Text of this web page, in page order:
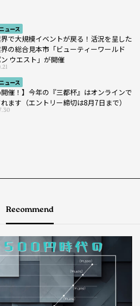
ュース
で大規模イベントが戻る！活況を呈した
の総合見本市「ビューティーワールド
ウエスト」が開催
ュース
開催！】今年の『三都杯』はオンラインで
ます（エントリー締切は8月7日まで）
Recommend